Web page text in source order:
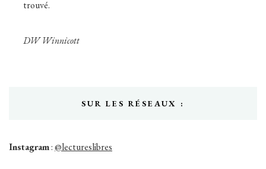
trouvé.
DW Winnicott
SUR LES RÉSEAUX :
Instagram:@lectureslibres